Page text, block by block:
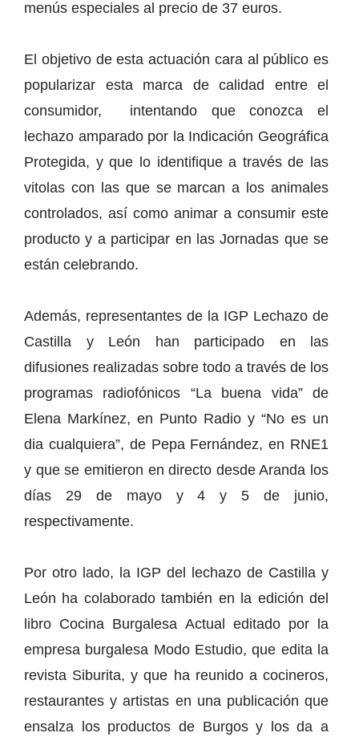
menús especiales al precio de 37 euros.
El objetivo de esta actuación cara al público es
popularizar esta marca de calidad entre el
consumidor, intentando que conozca el
lechazo amparado por la Indicación Geográfica
Protegida, y que lo identifique a través de las
vitolas con las que se marcan a los animales
controlados, así como animar a consumir este
producto y a participar en las Jornadas que se
están celebrando.
Además, representantes de la IGP Lechazo de
Castilla y León han participado en las
difusiones realizadas sobre todo a través de los
programas radiofónicos “La buena vida” de
Elena Markínez, en Punto Radio y “No es un
dia cualquiera”, de Pepa Fernández, en RNE1
y que se emitieron en directo desde Aranda los
días 29 de mayo y 4 y 5 de junio,
respectivamente.
Por otro lado, la IGP del lechazo de Castilla y
León ha colaborado también en la edición del
libro Cocina Burgalesa Actual editado por la
empresa burgalesa Modo Estudio, que edita la
revista Siburita, y que ha reunido a cocineros,
restaurantes y artistas en una publicación que
ensalza los productos de Burgos y los da a